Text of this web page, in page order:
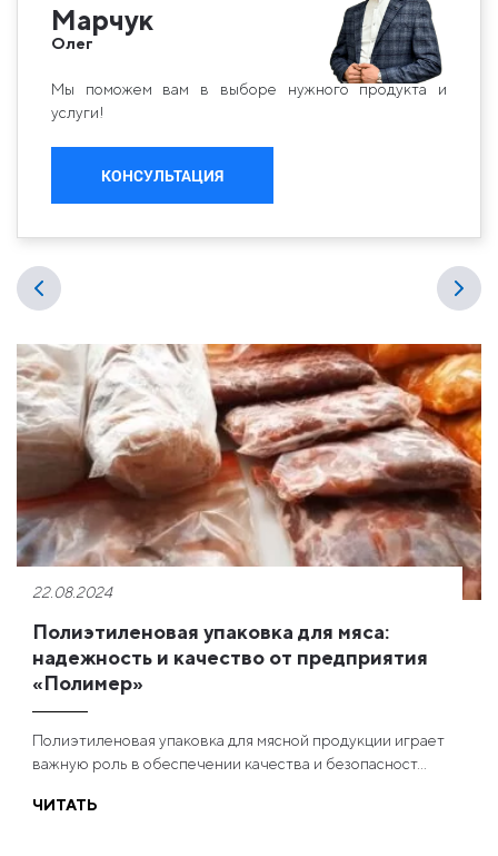
Марчук
Олег
Мы поможем вам в выборе нужного продукта и
услуги!
КОНСУЛЬТАЦИЯ
22.08.2024
Полиэтиленовая упаковка для мяса:
надежность и качество от предприятия
«Полимер»
Полиэтиленовая упаковка для мясной продукции играет
важную роль в обеспечении качества и безопасност...
ЧИТАТЬ